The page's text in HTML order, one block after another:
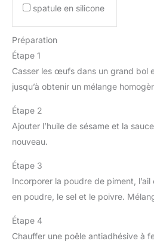
spatule en silicone
Préparation
Étape 1
Casser les œufs dans un grand bol
jusqu’à obtenir un mélange
Étape 2
Ajouter l’huile de sésame et la
nouveau.
Étape 3
Incorporer la poudre de piment,
en poudre, le sel et le poivre.
Étape 4
Chauffer une poêle antiadhésive à